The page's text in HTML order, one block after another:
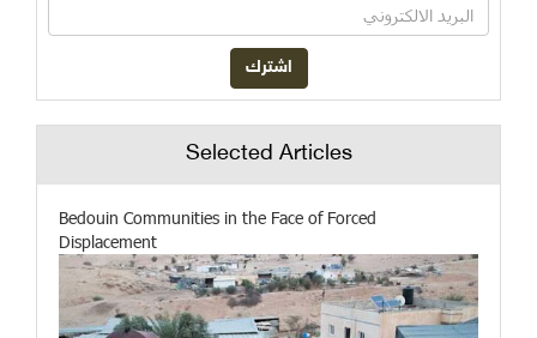
Selected Articles
Bedouin Communities in the Face of Forced
Displacement